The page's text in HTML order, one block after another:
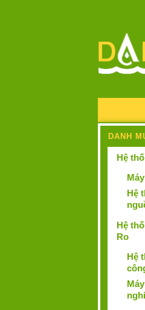
DANH
Hệ
Hệ
Hệ
Ro
Hệ